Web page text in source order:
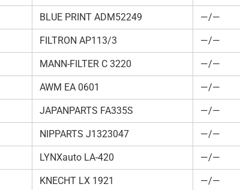
BLUE PRINT ADM52249 —/—
FILTRON AP113/3 —/—
MANN-FILTER C 3220 —/—
AWM EA 0601 —/—
JAPANPARTS FA335S —/—
NIPPARTS J1323047 —/—
LYNXauto LA-420 —/—
KNECHT LX 1921 —/—